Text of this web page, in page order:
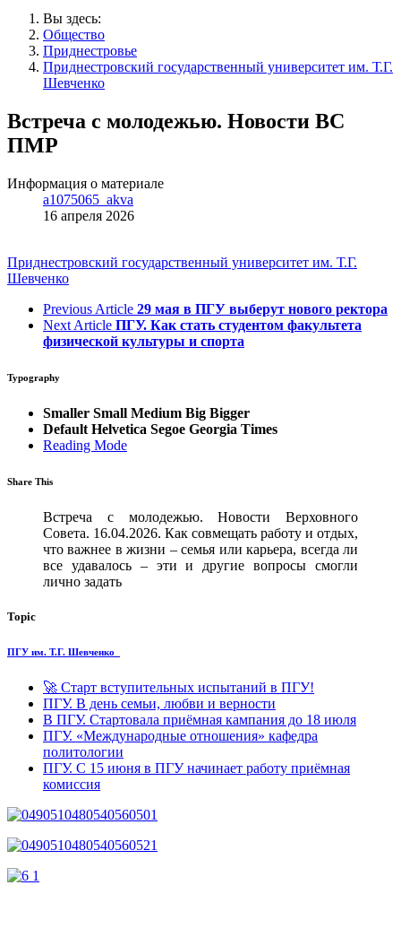
Вы здесь:
Общество
Приднестровье
Приднестровский государственный университет им. Т.Г.
Шевченко
Встреча с молодежью. Новости ВC
ПМР
Информация о материале
a1075065_akva
16 апреля 2026
Приднестровский государственный университет им. Т.Г.
Шевченко
Previous Article 29 мая в ПГУ выберут нового ректора
Next Article ПГУ. Как стать студентом факультета
физической культуры и спорта
Typography
Smaller Small Medium Big Bigger
Default Helvetica Segoe Georgia Times
Reading Mode
Share This
Встреча с молодежью. Новости Верховного
Совета. 16.04.2026. Как совмещать работу и отдых,
что важнее в жизни – семья или карьера, всегда ли
все удавалось – эти и другие вопросы смогли
лично задать
Topic
ПГУ им. Т.Г. Шевченко
🚀 Старт вступительных испытаний в ПГУ!
ПГУ. В день семьи, любви и верности
В ПГУ. Стартовала приёмная кампания до 18 июля
ПГУ. «Международные отношения» кафедра
политологии
ПГУ. С 15 июня в ПГУ начинает работу приёмная
комиссия